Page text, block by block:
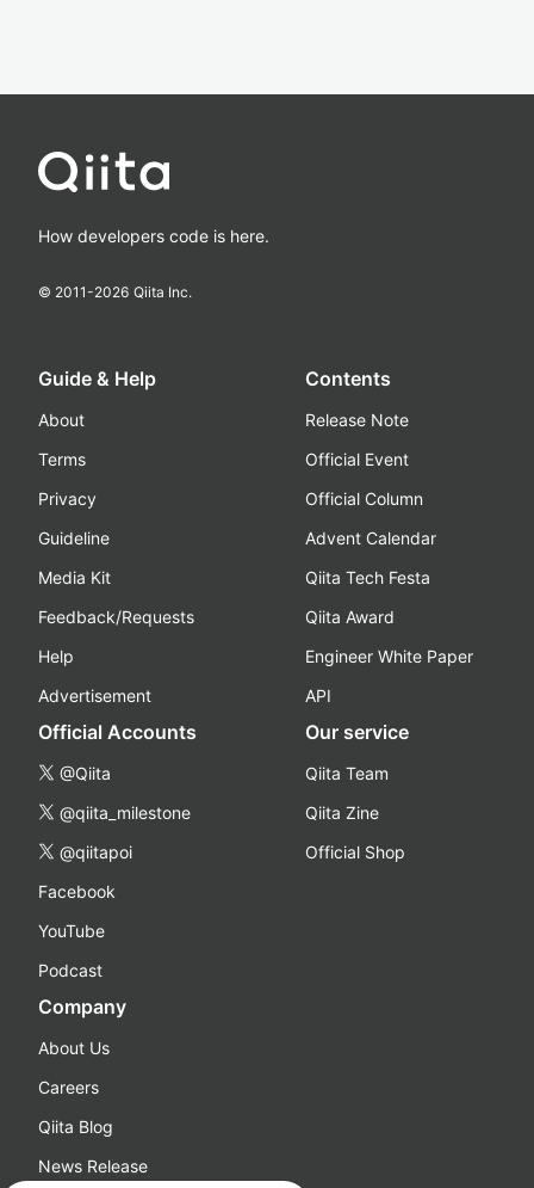
How developers code is here.
© 2011-2026 Qiita Inc.
Guide & Help
About
Terms
Privacy
Guideline
Media Kit
Feedback/Requests
Help
Advertisement
Contents
Release Note
Official Event
Official Column
Advent Calendar
Qiita Tech Festa
Qiita Award
Engineer White Paper
API
Official Accounts
@Qiita
@qiita_milestone
@qiitapoi
Facebook
YouTube
Podcast
Our service
Qiita Team
Qiita Zine
Official Shop
Company
About Us
Careers
Qiita Blog
News Release